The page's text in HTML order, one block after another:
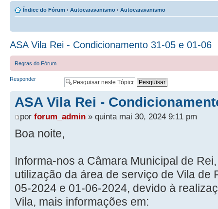
Índice do Fórum ‹ Autocaravanismo ‹ Autocaravanismo
ASA Vila Rei - Condicionamento 31-05 e 01-06
Regras do Fórum
Responder
ASA Vila Rei -
por forum_admin » quinta mai 30, 2024 9:11 pm
Boa noite,
Informa-nos a Câmara Municipal de
utilização da área de serviço de Vila de
05-2024 e 01-06-2024, devido à
Vila, mais informações em: